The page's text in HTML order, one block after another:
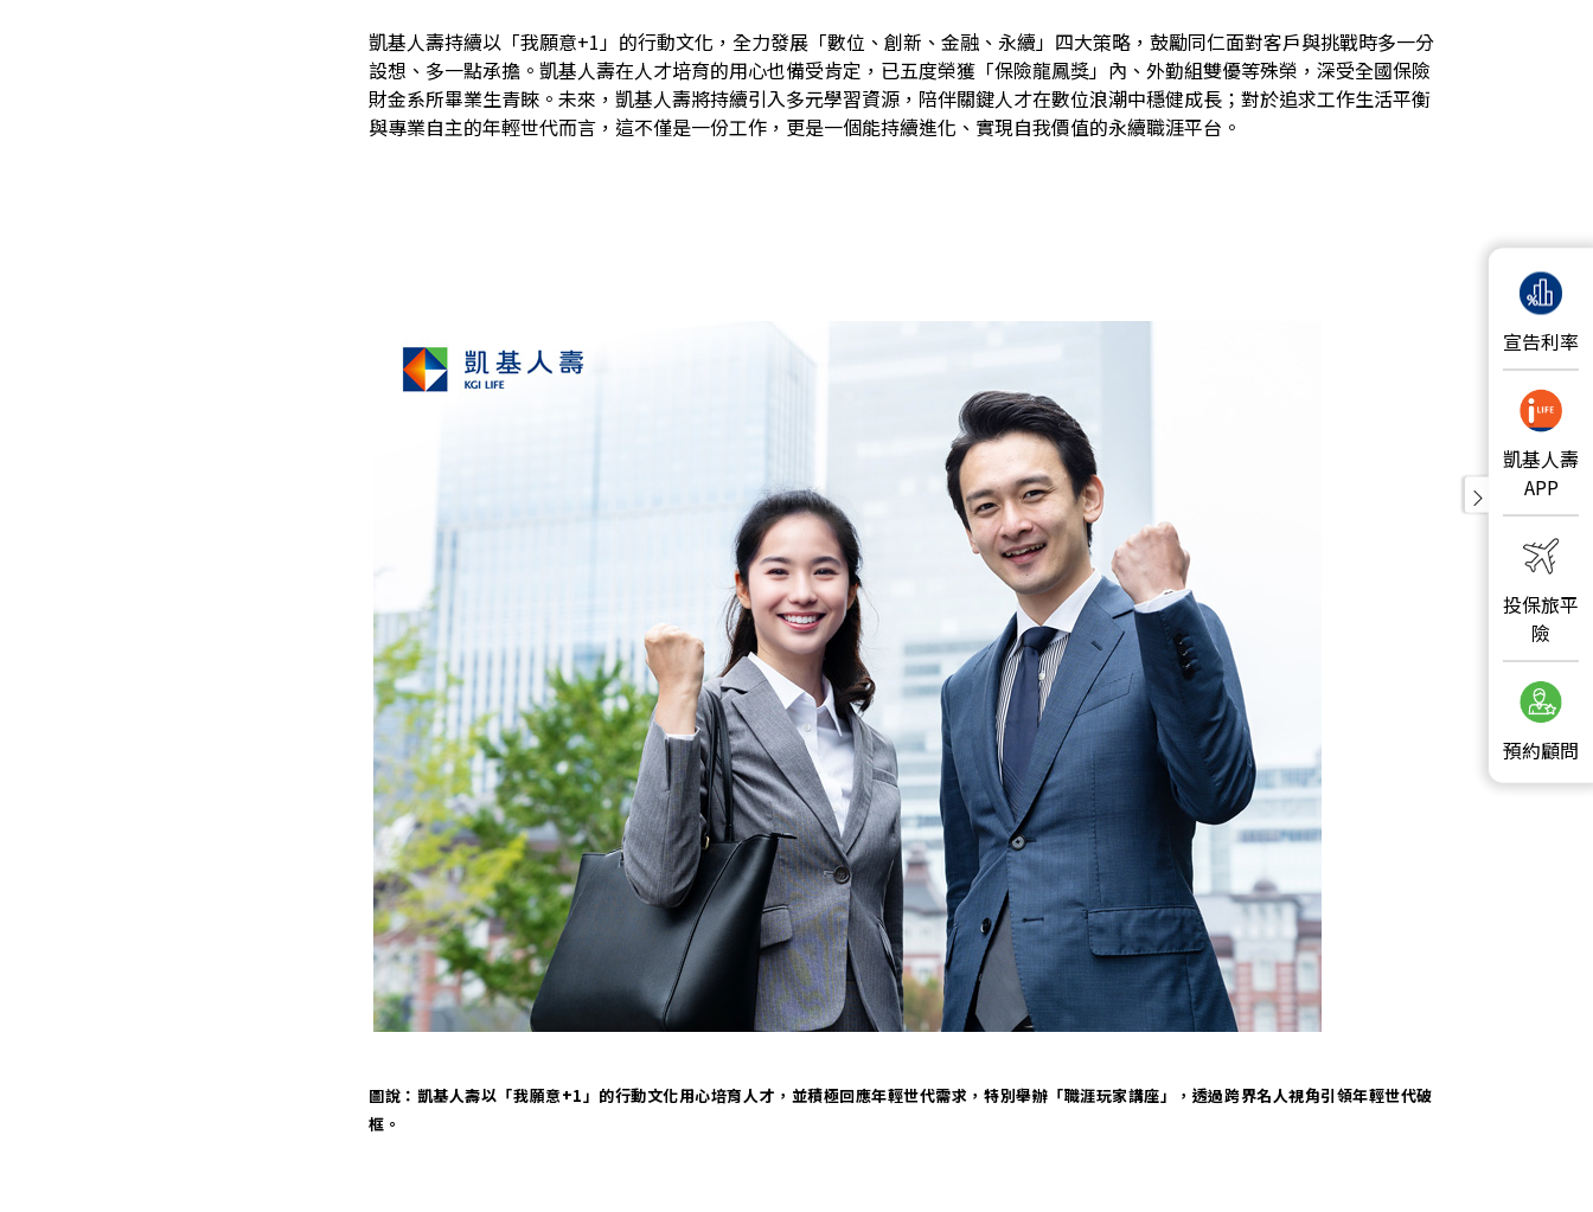
宣告利率
凱基人壽
APP
投保旅平
險
預約顧問
凱基人壽持續以「我願意+1」的行動文化，全力發展「數位、創新、金融、永續」四大策略，鼓勵同仁面對客戶與挑戰時多一分
設想、多一點承擔。凱基人壽在人才培育的用心也備受肯定，已五度榮獲「保險龍鳳獎」內、外勤組雙優等殊榮，深受全國保險
財金系所畢業生青睞。未來，凱基人壽將持續引入多元學習資源，陪伴關鍵人才在數位浪潮中穩健成長；對於追求工作生活平衡
與專業自主的年輕世代而言，這不僅是一份工作，更是一個能持續進化、實現自我價值的永續職涯平台。
圖說：凱基人壽以「我願意+1」的行動文化用心培育人才，並積極回應年輕世代需求，特別舉辦「職涯玩家講座」，透過跨界名人視角引領年輕世代破
框。